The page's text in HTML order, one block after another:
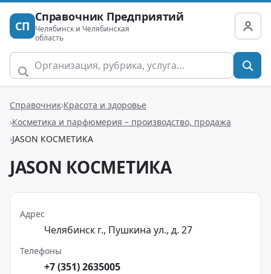
СП
Справочник Предприятий
Челябинск и Челябинская
область
Справочник Красота и здоровье
Косметика и парфюмерия – производство, продажа
JASON КОСМЕТИКА
JASON КОСМЕТИКА
Адрес
Челябинск г., Пушкина ул., д. 27
Телефоны
+7 (351) 2635005